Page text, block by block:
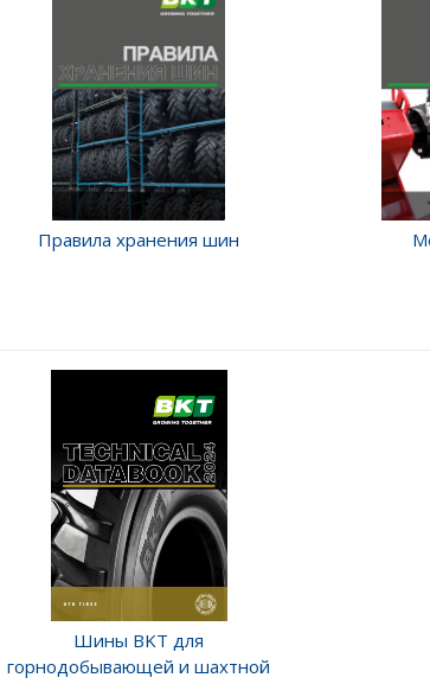
Правила хранения шин
Шины BKT для
горнодобывающей и шахтной